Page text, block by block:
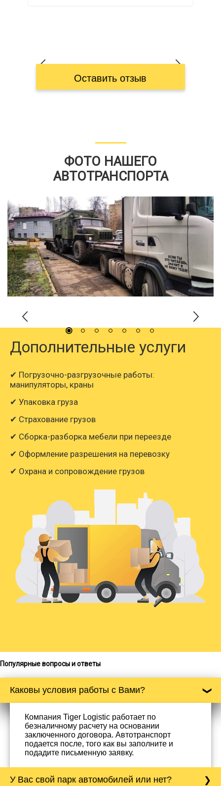
Оставить отзыв
ФОТО НАШЕГО
АВТОТРАНСПОРТА
Дополнительные услуги
✔ Погрузочно-разгрузочные работы:
манипуляторы, краны
✔ Упаковка груза
✔ Страхование грузов
✔ Сборка-разборка мебели при переезде
✔ Оформление разрешения на перевозку
✔ Охрана и сопровождение грузов
Популярные вопросы и ответы
Каковы условия работы с Вами?
Компания Tiger Logistic работает по
безналичному расчету на основании
заключенного договора. Автотранспорт
подается после, того как вы заполните и
подадите письменную заявку.
У Вас свой парк автомобилей или нет?